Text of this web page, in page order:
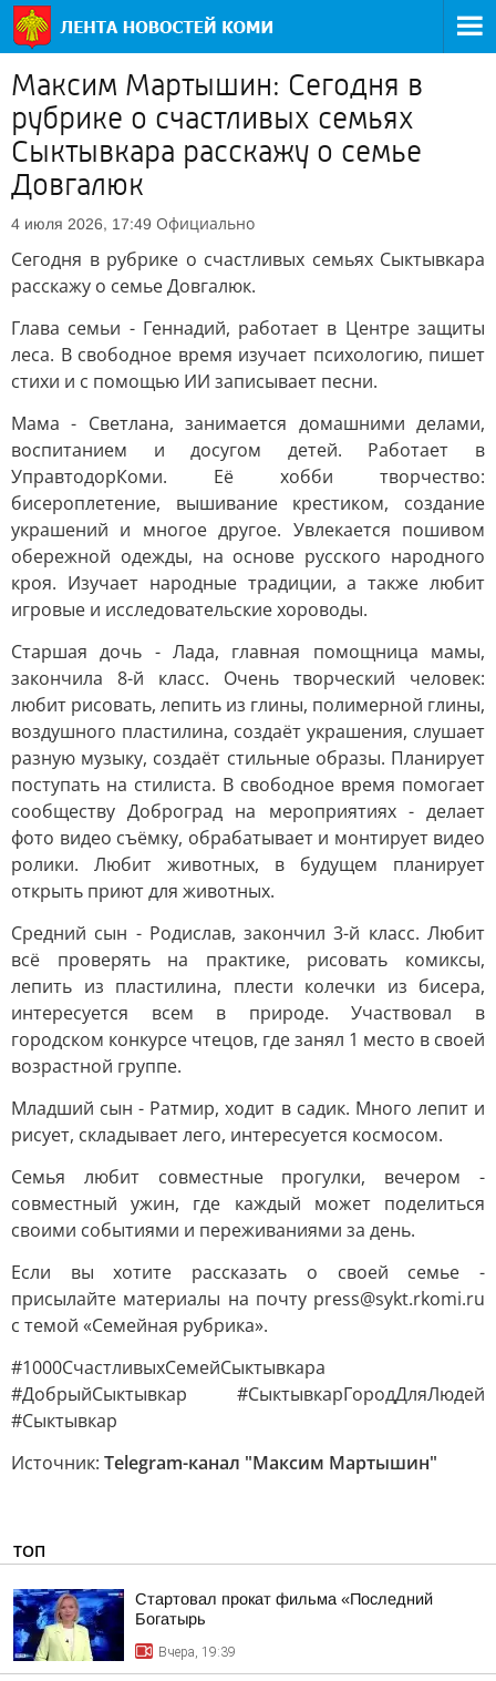
Максим Мартышин: Сегодня в
рубрике о счастливых семьях
Сыктывкара расскажу о семье
Довгалюк
4 июля 2026, 17:49 Официально
Сегодня в рубрике о счастливых семьях Сыктывкара
расскажу о семье Довгалюк.
Глава семьи - Геннадий, работает в Центре защиты
леса. В свободное время изучает психологию, пишет
стихи и с помощью ИИ записывает песни.
Мама - Светлана, занимается домашними делами,
воспитанием и досугом детей. Работает в
УправтодорКоми. Её хобби творчество:
бисероплетение, вышивание крестиком, создание
украшений и многое другое. Увлекается пошивом
обережной одежды, на основе русского народного
кроя. Изучает народные традиции, а также любит
игровые и исследовательские хороводы.
Старшая дочь - Лада, главная помощница мамы,
закончила 8-й класс. Очень творческий человек:
любит рисовать, лепить из глины, полимерной глины,
воздушного пластилина, создаёт украшения, слушает
разную музыку, создаёт стильные образы. Планирует
поступать на стилиста. В свободное время помогает
сообществу Доброград на мероприятиях - делает
фото видео съёмку, обрабатывает и монтирует видео
ролики. Любит животных, в будущем планирует
открыть приют для животных.
Средний сын - Родислав, закончил 3-й класс. Любит
всё проверять на практике, рисовать комиксы,
лепить из пластилина, плести колечки из бисера,
интересуется всем в природе. Участвовал в
городском конкурсе чтецов, где занял 1 место в своей
возрастной группе.
Младший сын - Ратмир, ходит в садик. Много лепит и
рисует, складывает лего, интересуется космосом.
Семья любит совместные прогулки, вечером -
совместный ужин, где каждый может поделиться
своими событиями и переживаниями за день.
Если вы хотите рассказать о своей семье -
присылайте материалы на почту press@sykt.rkomi.ru
с темой «Семейная рубрика».
#1000СчастливыхСемейСыктывкара
#ДобрыйСыктывкар #СыктывкарГородДляЛюдей
#Сыктывкар
Источник: Telegram-канал "Максим Мартышин"
ТОП
Стартовал прокат фильма «Последний
Богатырь
Вчера, 19:39